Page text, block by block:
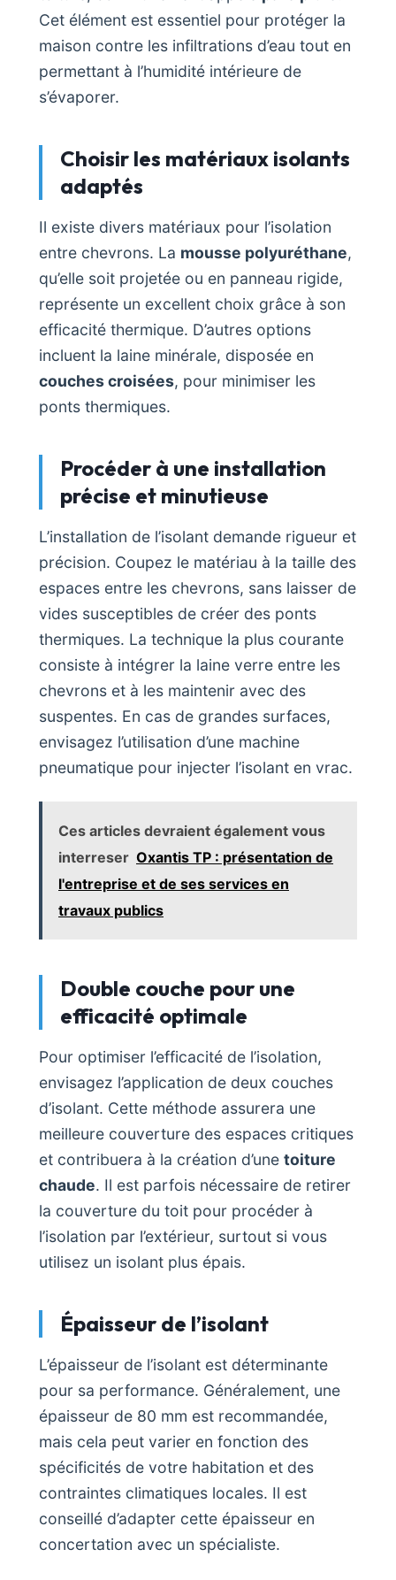
Cet élément est essentiel pour protéger la
maison contre les infiltrations d’eau tout en
permettant à l’humidité intérieure de
s’évaporer.
Choisir les matériaux isolants
adaptés
Il existe divers matériaux pour l’isolation
entre chevrons. La mousse polyuréthane,
qu’elle soit projetée ou en panneau rigide,
représente un excellent choix grâce à son
efficacité thermique. D’autres options
incluent la laine minérale, disposée en
couches croisées, pour minimiser les
ponts thermiques.
Procéder à une installation
précise et minutieuse
L’installation de l’isolant demande rigueur et
précision. Coupez le matériau à la taille des
espaces entre les chevrons, sans laisser de
vides susceptibles de créer des ponts
thermiques. La technique la plus courante
consiste à intégrer la laine verre entre les
chevrons et à les maintenir avec des
suspentes. En cas de grandes surfaces,
envisagez l’utilisation d’une machine
pneumatique pour injecter l’isolant en vrac.
Ces articles devraient également vous
interreser Oxantis TP : présentation de
l'entreprise et de ses services en
travaux publics
Double couche pour une
efficacité optimale
Pour optimiser l’efficacité de l’isolation,
envisagez l’application de deux couches
d’isolant. Cette méthode assurera une
meilleure couverture des espaces critiques
et contribuera à la création d’une toiture
chaude. Il est parfois nécessaire de retirer
la couverture du toit pour procéder à
l’isolation par l’extérieur, surtout si vous
utilisez un isolant plus épais.
Épaisseur de l’isolant
L’épaisseur de l’isolant est déterminante
pour sa performance. Généralement, une
épaisseur de 80 mm est recommandée,
mais cela peut varier en fonction des
spécificités de votre habitation et des
contraintes climatiques locales. Il est
conseillé d’adapter cette épaisseur en
concertation avec un spécialiste.